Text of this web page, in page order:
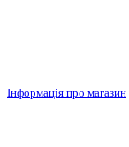
Інформація про магазин